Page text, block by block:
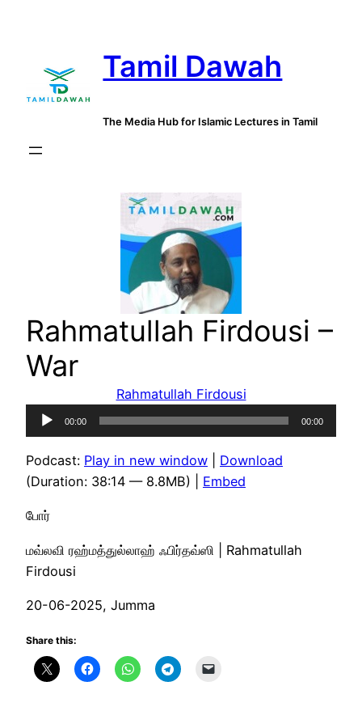
Tamil Dawah
The Media Hub for Islamic Lectures in Tamil
Rahmatullah Firdousi –
War
Rahmatullah Firdousi
Audio
Player
00:00 00:00
Podcast: Play in new window
Download
(Duration: 38:14 — 8.8MB) | Embed
போர்
மவ்லவி ரஹ்மத்துல்லாஹ் ஃபிர்தவ்ஸி | Rahmatullah
Firdousi
20-06-2025, Jumma
Share this: